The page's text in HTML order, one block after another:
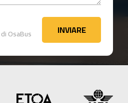
di OsaBus INVIARE
INVIARE